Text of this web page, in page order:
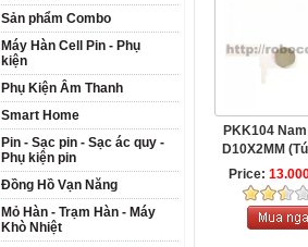
PKK104
D10X2MM
Price:
Sản phẩm Combo
Máy Hàn Cell Pin - Phụ
kiện
Phụ Kiện Âm Thanh
Smart Home
Pin - Sạc pin - Sạc ác quy -
Phụ kiện pin
Đồng Hồ Vạn Năng
Mỏ Hàn - Trạm Hàn - Máy
Khò Nhiệt